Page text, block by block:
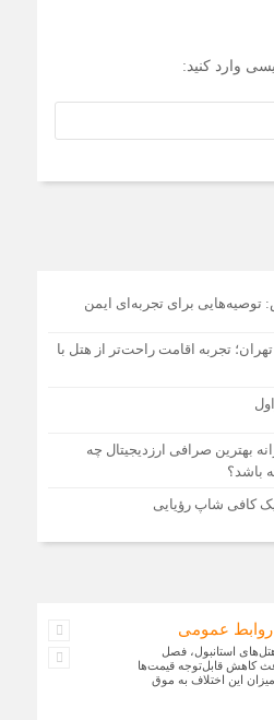
وارد کنید:
توصیه‌هایی برای تجربه‌ای ایمن
تجربه اقامت راحت‌تر از هتل با
بهترین صرافی ارزدیجیتال چه
باشد؟
کافی شاپ رؤیایی
عمومی
استانبول، فصل
کاهش قابل‌توجه قیمت‌ها
این اختلاف به موق